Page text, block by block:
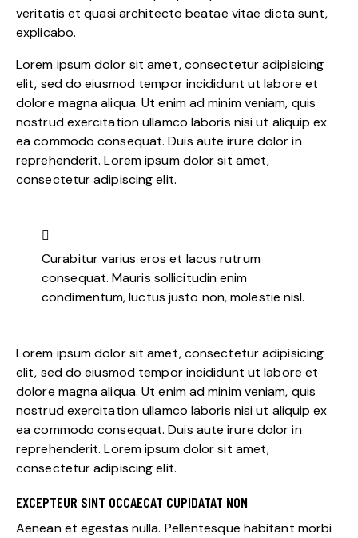
veritatis et quasi architecto beatae vitae dicta sunt,
explicabo.
Lorem ipsum dolor sit amet, consectetur adipisicing
elit, sed do eiusmod tempor incididunt ut labore et
dolore magna aliqua. Ut enim ad minim veniam, quis
nostrud exercitation ullamco laboris nisi ut aliquip ex
ea commodo consequat. Duis aute irure dolor in
reprehenderit. Lorem ipsum dolor sit amet,
consectetur adipiscing elit.
Curabitur varius eros et lacus rutrum
consequat. Mauris sollicitudin enim
condimentum, luctus justo non, molestie nisl.
Lorem ipsum dolor sit amet, consectetur adipisicing
elit, sed do eiusmod tempor incididunt ut labore et
dolore magna aliqua. Ut enim ad minim veniam, quis
nostrud exercitation ullamco laboris nisi ut aliquip ex
ea commodo consequat. Duis aute irure dolor in
reprehenderit. Lorem ipsum dolor sit amet,
consectetur adipiscing elit.
EXCEPTEUR SINT OCCAECAT CUPIDATAT NON
Aenean et egestas nulla. Pellentesque habitant morbi